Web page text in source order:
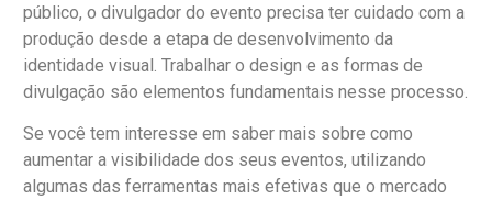
público, o divulgador do evento precisa ter cuidado com a
produção desde a etapa de desenvolvimento da
identidade visual. Trabalhar o design e as formas de
divulgação são elementos fundamentais nesse processo.
Se você tem interesse em saber mais sobre como
aumentar a visibilidade dos seus eventos, utilizando
algumas das ferramentas mais efetivas que o mercado